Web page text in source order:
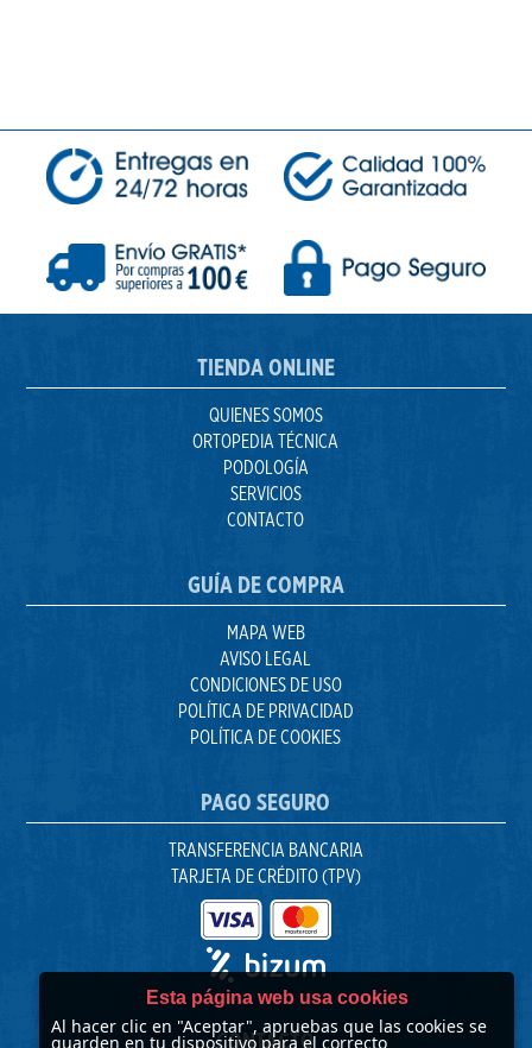
TIENDA ONLINE
QUIENES SOMOS
ORTOPEDIA TÉCNICA
PODOLOGÍA
SERVICIOS
CONTACTO
GUÍA DE COMPRA
MAPA WEB
AVISO LEGAL
CONDICIONES DE USO
POLÍTICA DE PRIVACIDAD
POLÍTICA DE COOKIES
PAGO SEGURO
TRANSFERENCIA BANCARIA
TARJETA DE CRÉDITO (TPV)
CONTACTO
Esta página web usa cookies
Al hacer clic en "Aceptar", apruebas que las cookies se
guarden en tu dispositivo para el correcto